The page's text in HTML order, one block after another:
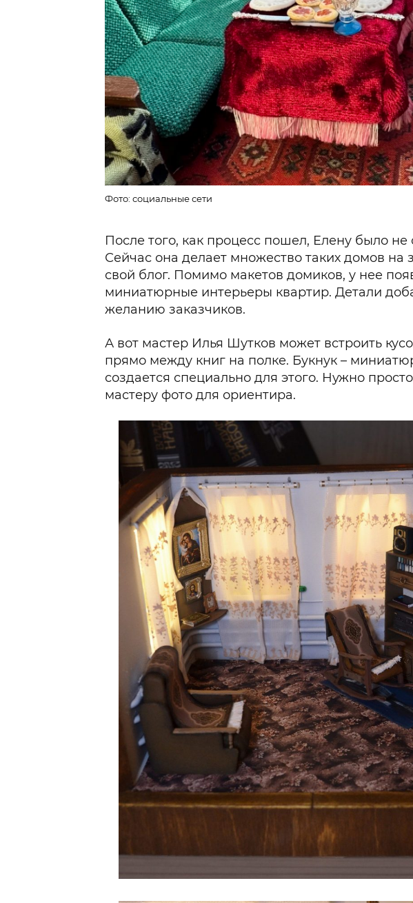
Фото: социальные сети
После того, как процесс пошел, Елену было не
Сейчас она делает множество таких домов на
свой блог. Помимо макетов домиков, у нее
миниатюрные интерьеры квартир. Детали
желанию заказчиков.
А вот мастер Илья Шутков может встроить
прямо между книг на полке. Букнук –
создается специально для этого. Нужно
мастеру фото для ориентира.